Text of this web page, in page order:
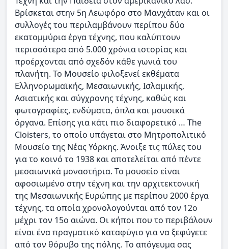
Βρίσκεται στην 5η Λεωφόρο στο Μανχάταν και οι
συλλογές του περιλαμβάνουν περίπου δύο
εκατομμύρια έργα τέχνης, που καλύπτουν
περισσότερα από 5.000 χρόνια ιστορίας και
προέρχονται από σχεδόν κάθε γωνιά του
πλανήτη. Το Μουσείο φιλοξενεί εκθέματα
Ελληνορωμαϊκής, Μεσαιωνικής, Ισλαμικής,
Ασιατικής και σύγχρονης τέχνης, καθώς και
φωτογραφίες, ενδύματα, όπλα και μουσικά
όργανα. Επίσης για κάτι πιο διαφορετικό … The
Cloisters, το οποίο υπάγεται στο Μητροπολιτικό
Μουσείο της Νέας Υόρκης. Άνοιξε τις πύλες του
για το κοινό το 1938 και αποτελείται από πέντε
μεσαιωνικά μοναστήρια. Το μουσείο είναι
αφοσιωμένο στην τέχνη και την αρχιτεκτονική
της Μεσαιωνικής Ευρώπης με περίπου 2000 έργα
τέχνης, τα οποία χρονολογούνται από τον 12ο
μέχρι τον 15ο αιώνα. Οι κήποι που το περιβάλουν
είναι ένα πραγματικό καταφύγιο για να ξεφύγετε
από τον θόρυβο της πόλης. Το απόγευμα σας